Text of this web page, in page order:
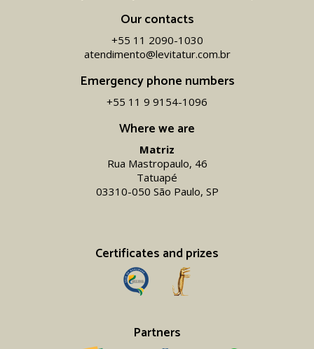
Where we are
Matriz
Rua Mastropaulo, 46
Tatuapé
03310-050 São Paulo, SP
Certificates and prizes
Partners
Our contacts
+55 11 2090-1030
atendimento@levitatur.com.br
Emergency phone numbers
+55 11 9 9154-1096‬